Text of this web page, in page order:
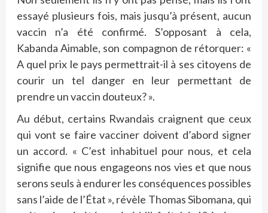
essayé plusieurs fois, mais jusqu’à présent, aucun
vaccin n’a été confirmé. S’opposant à cela,
Kabanda Aimable, son compagnon de rétorquer: «
A quel prix le pays permettrait-il à ses citoyens de
courir un tel danger en leur permettant de
prendre un vaccin douteux? ».
Au début, certains Rwandais craignent que ceux
qui vont se faire vacciner doivent d’abord signer
un accord. « C’est inhabituel pour nous, et cela
signifie que nous engageons nos vies et que nous
serons seuls à endurer les conséquences possibles
sans l’aide de l’État », révèle Thomas Sibomana, qui